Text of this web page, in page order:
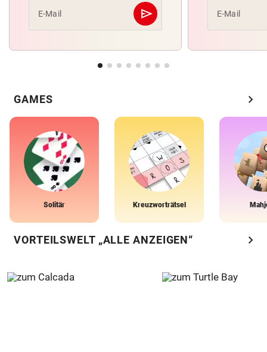
E-Mail send
Abschicken E-Mail
GAMES chevron_right
Solitär Kreuzworträtsel
VORTEILSWELT „ALLE ANZEIGEN“ chevron_right